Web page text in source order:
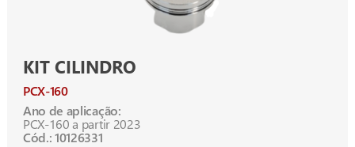
KIT CILINDRO
PCX-160
Ano de aplicação:
PCX-160 a partir 2023
Cód.: 10126331